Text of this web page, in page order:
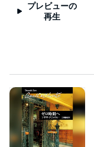
プレビューの
再生